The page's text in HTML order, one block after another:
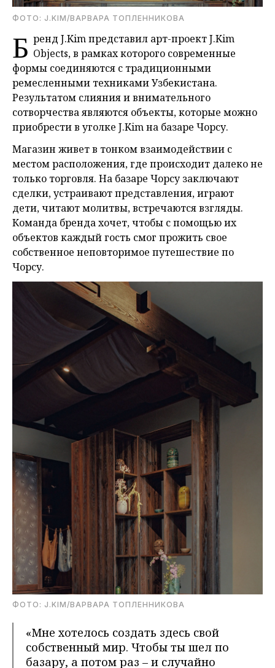
ФОТО: J.KIM/ВАРВАРА ТОПЛЕННИКОВА
Б ренд J.Kim представил арт-проект J.Kim
Objects, в рамках которого современные
формы соединяются с традиционными
ремесленными техниками Узбекистана.
Результатом слияния и внимательного
сотворчества являются объекты, которые можно
приобрести в уголке J.Kim на базаре Чорсу.
Магазин живет в тонком взаимодействии с
местом расположения, где происходит далеко не
только торговля. На базаре Чорсу заключают
сделки, устраивают представления, играют
дети, читают молитвы, встречаются взгляды.
Команда бренда хочет, чтобы с помощью их
объектов каждый гость смог прожить свое
собственное неповторимое путешествие по
Чорсу.
ФОТО: J.KIM/ВАРВАРА ТОПЛЕННИКОВА
«Мне хотелось создать здесь свой
собственный мир. Чтобы ты шел по
базару, а потом раз – и случайно